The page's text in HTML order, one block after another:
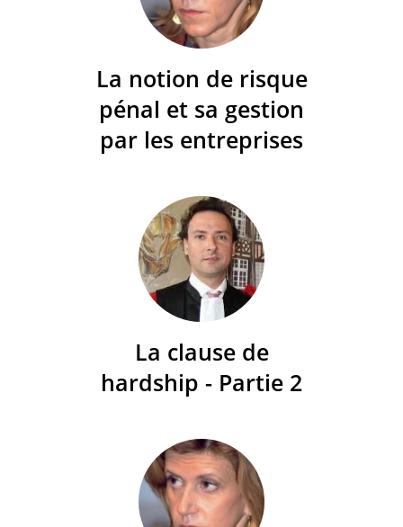
La notion de risque
pénal et sa gestion
par les entreprises
La clause de
hardship - Partie 2